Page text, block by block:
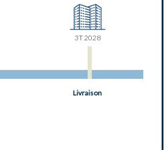
3T 2028
Livraison